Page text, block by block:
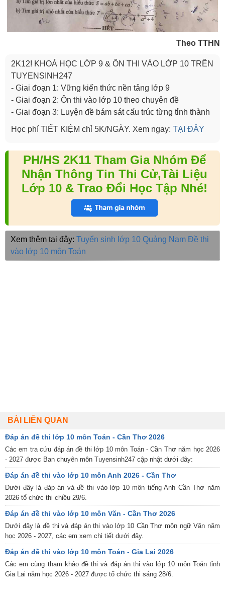
Theo TTHN
2K12! KHOÁ HỌC LỚP 9 & ÔN THI VÀO LỚP 10 TRÊN
TUYENSINH247
- Giai đoạn 1: Vững kiến thức nền tảng lớp 9
- Giai đoạn 2: Ôn thi vào lớp 10 theo chuyên đề
- Giai đoạn 3: Luyện đề bám sát cấu trúc từng tỉnh thành
Học phí TIẾT KIỆM chỉ 5K/NGÀY. Xem ngay: TẠI ĐÂY
PH/HS 2K11 Tham Gia Nhóm Để
Nhận Thông Tin Thi Cử,Tài Liệu
Lớp 10 & Trao Đổi Học Tập Nhé!
Xem thêm tại đây: Tuyển sinh lớp 10 Quảng Nam Đề thi
vào lớp 10 môn Toán
BÀI LIÊN QUAN
Đáp án đề thi lớp 10 môn Toán - Cần Thơ 2026
Các em tra cứu đáp án đề thi lớp 10 môn Toán - Cần Thơ năm học 2026
- 2027 được Ban chuyên môn Tuyensinh247 cập nhật dưới đây:
Đáp án đề thi vào lớp 10 môn Anh 2026 - Cần Thơ
Dưới đây là đáp án và đề thi vào lớp 10 môn tiếng Anh Cần Thơ năm
2026 tổ chức thi chiều 29/6.
Đáp án đề thi vào lớp 10 môn Văn - Cần Thơ 2026
Dưới đây là đề thi và đáp án thi vào lớp 10 Cần Thơ môn ngữ Văn năm
học 2026 - 2027, các em xem chi tiết dưới đây.
Đáp án đề thi vào lớp 10 môn Toán - Gia Lai 2026
Các em cùng tham khảo đề thi và đáp án thi vào lớp 10 môn Toán tỉnh
Gia Lai năm học 2026 - 2027 được tổ chức thi sáng 28/6.